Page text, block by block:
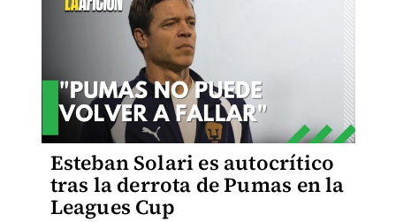
Esteban Solari es autocrítico
tras la derrota de Pumas en la
Leagues Cup